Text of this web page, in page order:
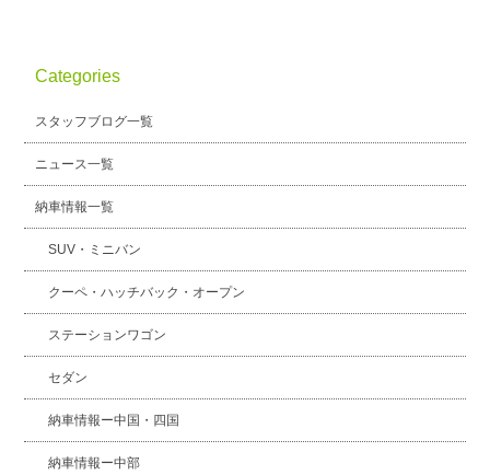
Categories
スタッフブログ一覧
ニュース一覧
納車情報一覧
SUV・ミニバン
クーペ・ハッチバック・オープン
ステーションワゴン
セダン
納車情報ー中国・四国
納車情報ー中部